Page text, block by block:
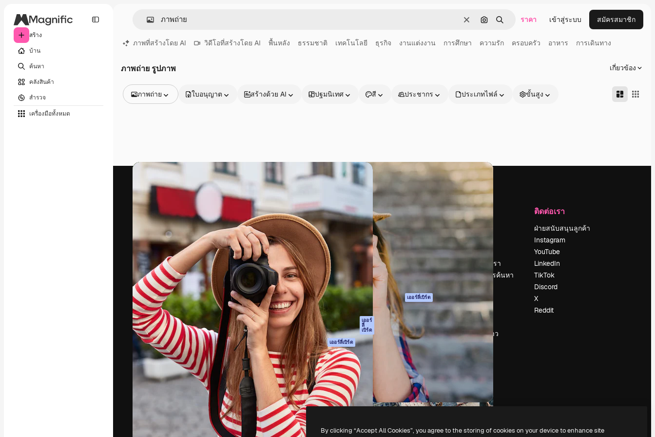
สร้าง
บ้าน
ค้นหา
คลังสินค้า
สำรวจ
เครื่องมือทั้งหมด
ชัดเจนค้นหาตามรูปภาพ
ค้นหา ราคา เข้าสู่ระบบ สมัครสมาชิก
ภาพที่สร้างโดย AI วิดีโอที่สร้างโดย AI พื้นหลัง ธรรมชาติ เทคโนโลยี ธุรกิจ งานแต่งงาน การศึกษา ความรัก ครอบครัว อาหาร การเดินทาง
ภาพถ่าย รูปภาพ เกี่ยวข้อง
ภาพถ่าย
วิดีโอ
โมชั่นกราฟิก
เทมเพลตวิดีโอ
ไอคอน
แบบจำลอง 3 มิติ
แบบอักษร
ใบอนุญาต สร้างด้วย AI ปฐมนิเทศ สี ประชากร ประเภทไฟล์ ขั้นสูง
แพลตฟอร์มสร้างสรรค์เพื่อผลักดันผลงานที่ดี
ที่สุดของคุณ ผู้ใช้งานกว่า 1 ล้านราย
ครอบคลุมทั้งครีเอทีฟ, บริษัท, เอเจนซี และสตูดิ
โอ
ภาษาไทย
ผลิตภัณฑ์
Spaces
ผู้ช่วย AI
เครื่องมือสร้าง
รูปภาพด้วย AI
เครื่องมือสร้างวิดีโอ
ด้วย AI
เครื่องกำเนิดเสียง AI
สต็อกเนื้อหา
MCP สำหรับ
Claude/ChatGPT
เออร์
ลี่
เบิร์ด
Agents เออร์ลี่เบิร์ด
เอพีไอ
แอปมือถือ
เครื่องมือ Magnific
ทั้งหมด
เริ่มต้นใช้งาน
Academy
เอกสาร
การสนับสนุน
เงื่อนไขการใช้งาน
นโยบายความเป็น
ส่วนตัว
ต้นฉบับ เออร์ลี่เบิร์ด
นโยบายคุกกี้
ศูนย์ความน่าเชื่อถือ
พันธมิตร
ธุรกิจ
บริษัท
ราคา
เกี่ยวกับเรา
รีวิว
ร่วมงานกับเรา
แนวโน้มการค้นหา
บล็อก
กิจกรรม
Slidesgo
ขายเนื้อหา
ห้องแถลงข่าว
กำลังมองหา
magnific.ai
ติดต่อเรา
ฝ่ายสนับสนุนลูกค้า
Instagram
YouTube
LinkedIn
TikTok
Discord
X
Reddit
Copyright © 2010-2026Freepik Company S.L.U.สงวนลิขสิทธิ์
By clicking “Accept All Cookies”, you agree to the storing of cookies on your device to enhance site